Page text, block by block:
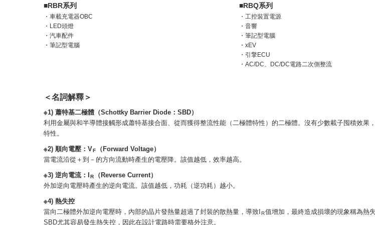
■RBR系列
・車載充電器OBC
・LED頭燈
・汽車配件
・筆記型電腦
■RBQ系列
・工控裝置電源
・音響
・筆記型電腦
・xEV
・引擎ECU
・AC/DC、DC/DC電路二次側整流
＜名詞解釋＞
※1) 蕭特基二極體（Schottky Barrier Diode：SBD）
利用金屬與和半導體接觸形成蕭特基接合面、從而獲得整流性能（二極體特性）的二極體。沒有少數載子囤積效果
特性。
※2) 順向電壓：V F
（Forward Voltage）
當電流沿從＋到－的方向流動時產生的電壓降。該值越低，效率越高。
※3) 逆向電流：I R
（Reverse Current）
外加逆向電壓時產生的逆向電流。該值越低，功耗（逆功耗）越小。
※4) 熱失控
當向二極體外加逆向電壓時，內部的晶片發熱量超過了封裝的散熱量，導致I R值增加，最終造成損壞的現象稱為熱失
SBD尤其容易發生熱失控，因此在設計電路時需要格外注意。